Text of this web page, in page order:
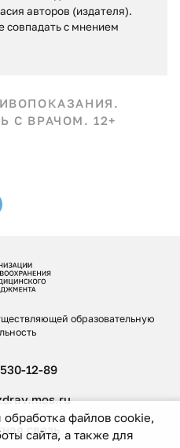
авторов (издателя).
совпадать c мнением
С ВРАЧОМ. 12+
образовательную
12-89
связь
обработка файлов cookie,
сайта, а также для